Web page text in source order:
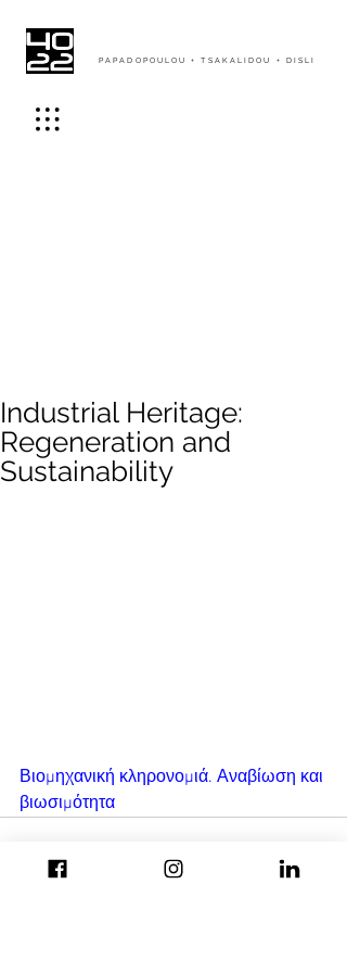
PAPADOPOULOU + TSAKALIDOU + DISLI
Industrial Heritage:
Regeneration and
Sustainability
Βιομηχανική κληρονομιά. Αναβίωση και
βιωσιμότητα